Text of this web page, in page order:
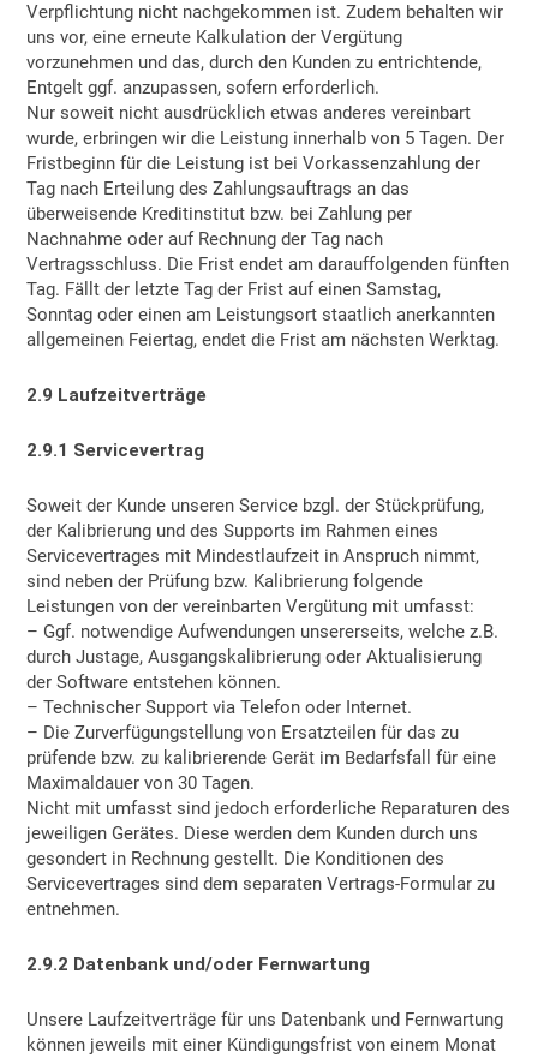
Verpflichtung nicht nachgekommen ist. Zudem behalten wir
uns vor, eine erneute Kalkulation der Vergütung
vorzunehmen und das, durch den Kunden zu entrichtende,
Entgelt ggf. anzupassen, sofern erforderlich.
Nur soweit nicht ausdrücklich etwas anderes vereinbart
wurde, erbringen wir die Leistung innerhalb von 5 Tagen. Der
Fristbeginn für die Leistung ist bei Vorkassenzahlung der
Tag nach Erteilung des Zahlungsauftrags an das
überweisende Kreditinstitut bzw. bei Zahlung per
Nachnahme oder auf Rechnung der Tag nach
Vertragsschluss. Die Frist endet am darauffolgenden fünften
Tag. Fällt der letzte Tag der Frist auf einen Samstag,
Sonntag oder einen am Leistungsort staatlich anerkannten
allgemeinen Feiertag, endet die Frist am nächsten Werktag.
2.9 Laufzeitverträge
2.9.1 Servicevertrag
Soweit der Kunde unseren Service bzgl. der Stückprüfung,
der Kalibrierung und des Supports im Rahmen eines
Servicevertrages mit Mindestlaufzeit in Anspruch nimmt,
sind neben der Prüfung bzw. Kalibrierung folgende
Leistungen von der vereinbarten Vergütung mit umfasst:
– Ggf. notwendige Aufwendungen unsererseits, welche z.B.
durch Justage, Ausgangskalibrierung oder Aktualisierung
der Software entstehen können.
– Technischer Support via Telefon oder Internet.
– Die Zurverfügungstellung von Ersatzteilen für das zu
prüfende bzw. zu kalibrierende Gerät im Bedarfsfall für eine
Maximaldauer von 30 Tagen.
Nicht mit umfasst sind jedoch erforderliche Reparaturen des
jeweiligen Gerätes. Diese werden dem Kunden durch uns
gesondert in Rechnung gestellt. Die Konditionen des
Servicevertrages sind dem separaten Vertrags-Formular zu
entnehmen.
2.9.2 Datenbank und/oder Fernwartung
Unsere Laufzeitverträge für uns Datenbank und Fernwartung
können jeweils mit einer Kündigungsfrist von einem Monat